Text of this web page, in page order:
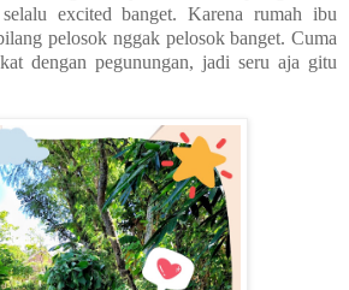
excited banget. Karena rumah ibu
pelosok nggak pelosok banget. Cuma
dengan pegunungan, jadi seru aja gitu